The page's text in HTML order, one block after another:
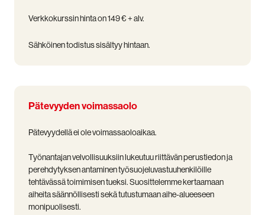
Verkkokurssin hinta on 149 € + alv.
Sähköinen todistus sisältyy hintaan.
Pätevyyden voimassaolo
Pätevyydellä ei ole voimassaoloaikaa.
Työnantajan velvollisuuksiin lukeutuu riittävän perustiedon ja
perehdytyksen antaminen työsuojeluvastuuhenkilöille
tehtävässä toimimisen tueksi. Suosittelemme kertaamaan
aiheita säännöllisesti sekä tutustumaan aihe-alueeseen
monipuolisesti.